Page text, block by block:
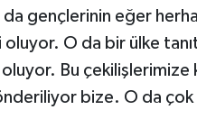
da gençlerinin eğer
O da bir ülke
Bu
bize. O da